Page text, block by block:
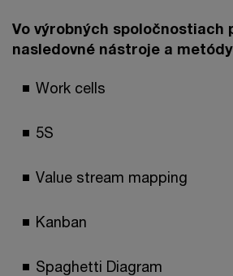
Vo výrobných spoločnostiach
nasledovné nástroje a
Work cells
5S
Value stream mapping
Kanban
Spaghetti Diagram